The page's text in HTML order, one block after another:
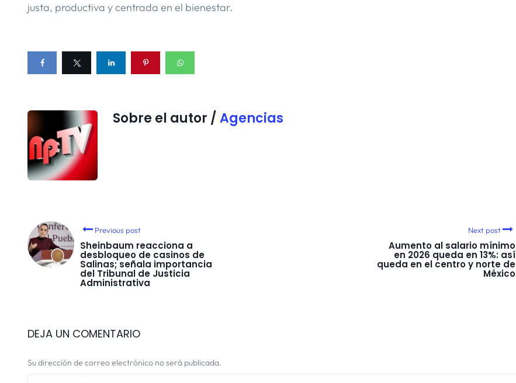
justa, productiva y centrada en el bienestar.
Sobre el autor / Agencias
Previous post
Sheinbaum reacciona a
desbloqueo de casinos de
Salinas; señala importancia
del Tribunal de Justicia
Administrativa
Next post
Aumento al salario mínimo
en 2026 queda en 13%: así
queda en el centro y norte de
México
DEJA UN COMENTARIO
Su dirección de correo electrónico no será publicada.